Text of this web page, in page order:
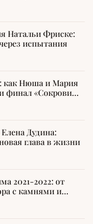
Натальи Фриске:
испытания
как Нюша и Мария
финал «Сокровищ
Дудина:
глава в жизни
2021-2022: от
с камнями и